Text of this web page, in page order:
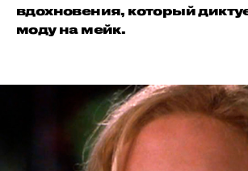
вдохновения, который
моду на мейк.